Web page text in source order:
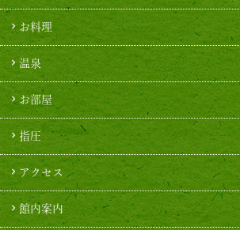
お料理
温泉
お部屋
指圧
アクセス
館内案内